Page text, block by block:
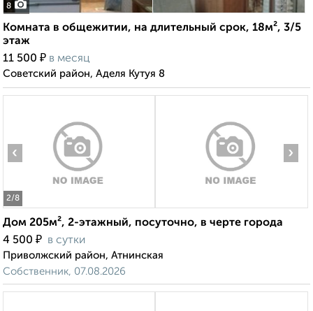
8
Комната в общежитии, на длительный срок, 18м², 3/5
этаж
11 500 ₽ в месяц
Советский район, Аделя Кутуя 8
2/8
‹ ›
Дом 205м², 2-этажный, посуточно, в черте города
4 500 ₽ в сутки
Приволжский район, Атнинская
Собственник, 07.08.2026